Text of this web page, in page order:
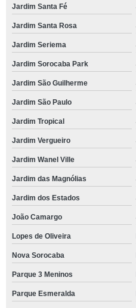
Jardim Santa Fé
Jardim Santa Rosa
Jardim Seriema
Jardim Sorocaba Park
Jardim São Guilherme
Jardim São Paulo
Jardim Tropical
Jardim Vergueiro
Jardim Wanel Ville
Jardim das Magnólias
Jardim dos Estados
João Camargo
Lopes de Oliveira
Nova Sorocaba
Parque 3 Meninos
Parque Esmeralda